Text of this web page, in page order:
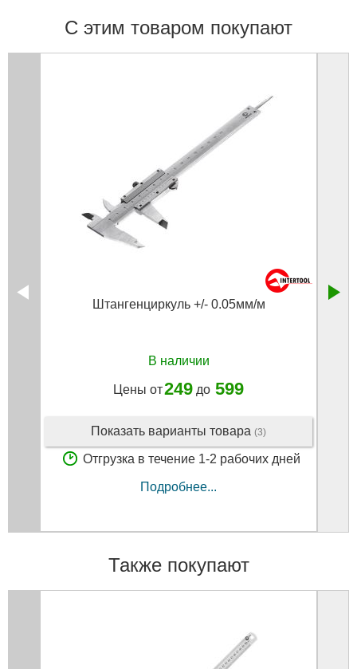
С этим товаром покупают
Штангенциркуль +/- 0.05мм/м
В наличии
Цены от249 до 599
Показать варианты товара (3)
Отгрузка в течение 1-2 рабочих дней
Подробнее...
Также покупают